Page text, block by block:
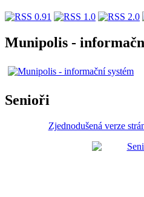
Munipolis -
Senioři
Zjednodušená verze